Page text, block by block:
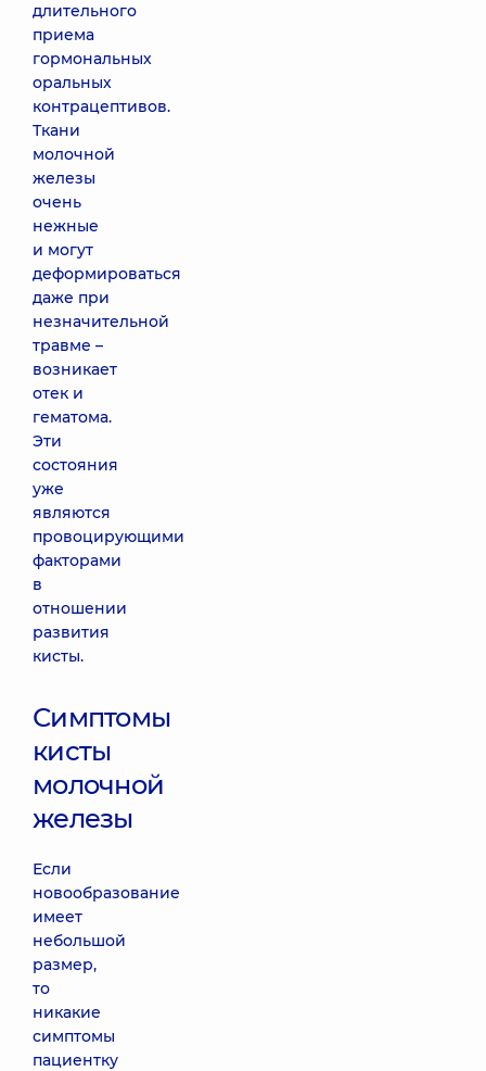
длительного
приема
гормональных
оральных
контрацептивов.
Ткани
молочной
железы
очень
нежные
и могут
деформироваться
даже при
незначительной
травме –
возникает
отек и
гематома.
Эти
состояния
уже
являются
провоцирующими
факторами
в
отношении
развития
кисты.
Симптомы
кисты
молочной
железы
Если
новообразование
имеет
небольшой
размер,
то
никакие
симптомы
пациентку